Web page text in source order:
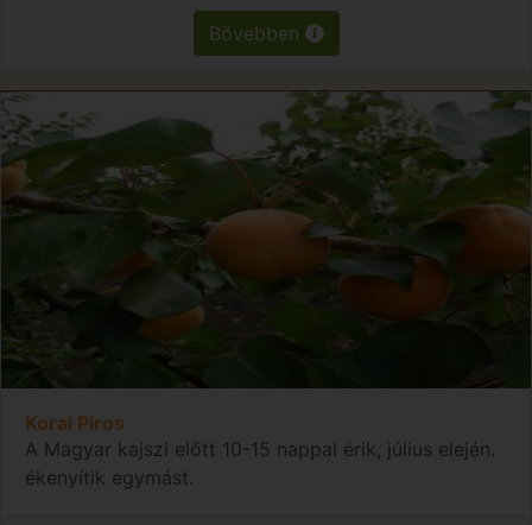
Bővebben
Korai Piros
A Magyar kajszi előtt 10-15 nappal érik, július elején.
ékenyítik egymást.